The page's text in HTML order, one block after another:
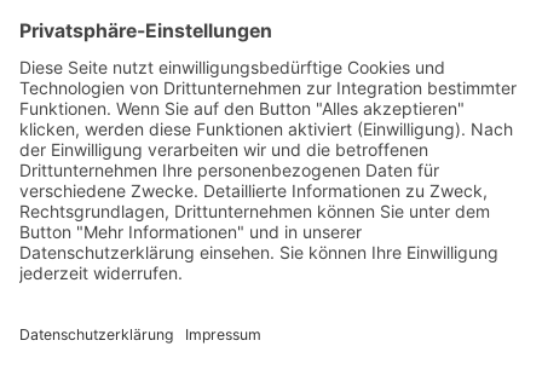
Kircher
Karerseestrasse 124
Welschnofen Südtirol/Italien
Tel. + Fax 0039 340 401
6259 ∎ info@geigerhof.it
